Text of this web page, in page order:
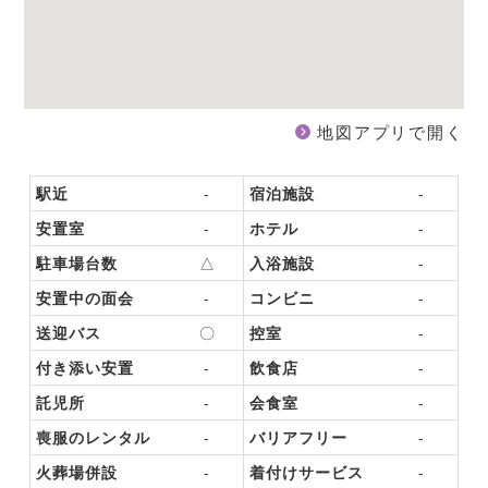
地図アプリで開く
駅近 - 宿泊施設
-
安置室
- ホテル
-
駐車場台数
△ 入浴施設
-
安置中の面会
- コンビニ
-
送迎バス
〇 控室
-
付き添い安置
- 飲食店
-
託児所
- 会食室
-
喪服のレンタル
- バリアフリー
-
火葬場併設
- 着付けサービス -